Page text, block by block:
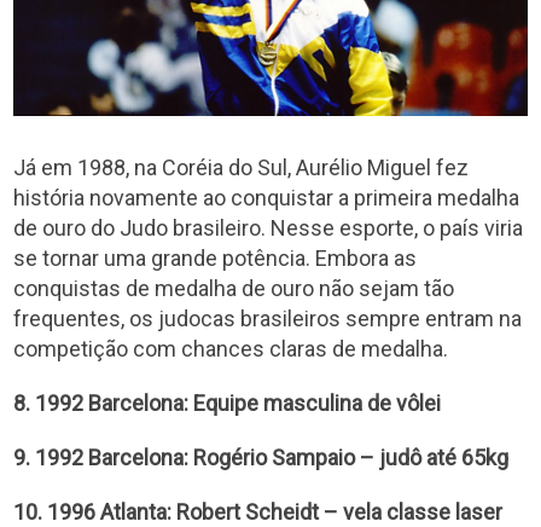
Já em 1988, na Coréia do Sul, Aurélio Miguel fez
história novamente ao conquistar a primeira medalha
de ouro do Judo brasileiro. Nesse esporte, o país viria
se tornar uma grande potência. Embora as
conquistas de medalha de ouro não sejam tão
frequentes, os judocas brasileiros sempre entram na
competição com chances claras de medalha.
8. 1992 Barcelona: Equipe masculina de vôlei
9. 1992 Barcelona: Rogério Sampaio – judô até 65kg
10. 1996 Atlanta: Robert Scheidt – vela classe laser